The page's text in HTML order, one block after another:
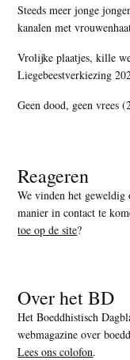
Steeds meer jonge
kanalen met
Vrolijke plaatjes, kille
Liegebeestverkiezing
Geen dood, geen vrees
Reageren
We vinden het
manier in contact te
toe op de site?
Over het BD
Het Boeddhistisch
webmagazine over
Lees ons colofon.